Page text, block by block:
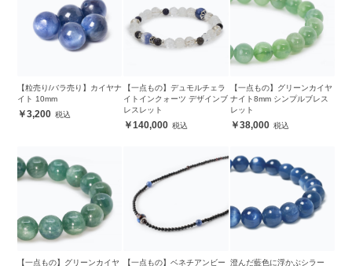
【粒売り/バラ売り】カイヤナ
イト 10mm
3,200
【一点もの】デュモルチェラ
イトインクォーツ デザインブ
レスレット
140,000
【一点もの】グリーンカイヤ
ナイト8mm シンプルブレス
レット
38,000
【一点もの】グリーンカイヤ
【一点もの】ベネチアンビー
澄んだ藍色に浮かぶシラー